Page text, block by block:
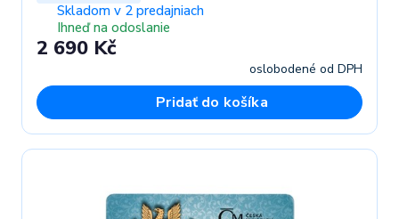
Skladom v 2 predajniach
Ihneď na odoslanie
2 690 Kč
oslobodené od DPH
Pridať do košíka